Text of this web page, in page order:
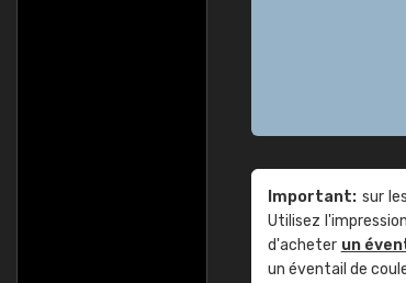
Important: sur
Utilisez
d'acheter un
un éventail de